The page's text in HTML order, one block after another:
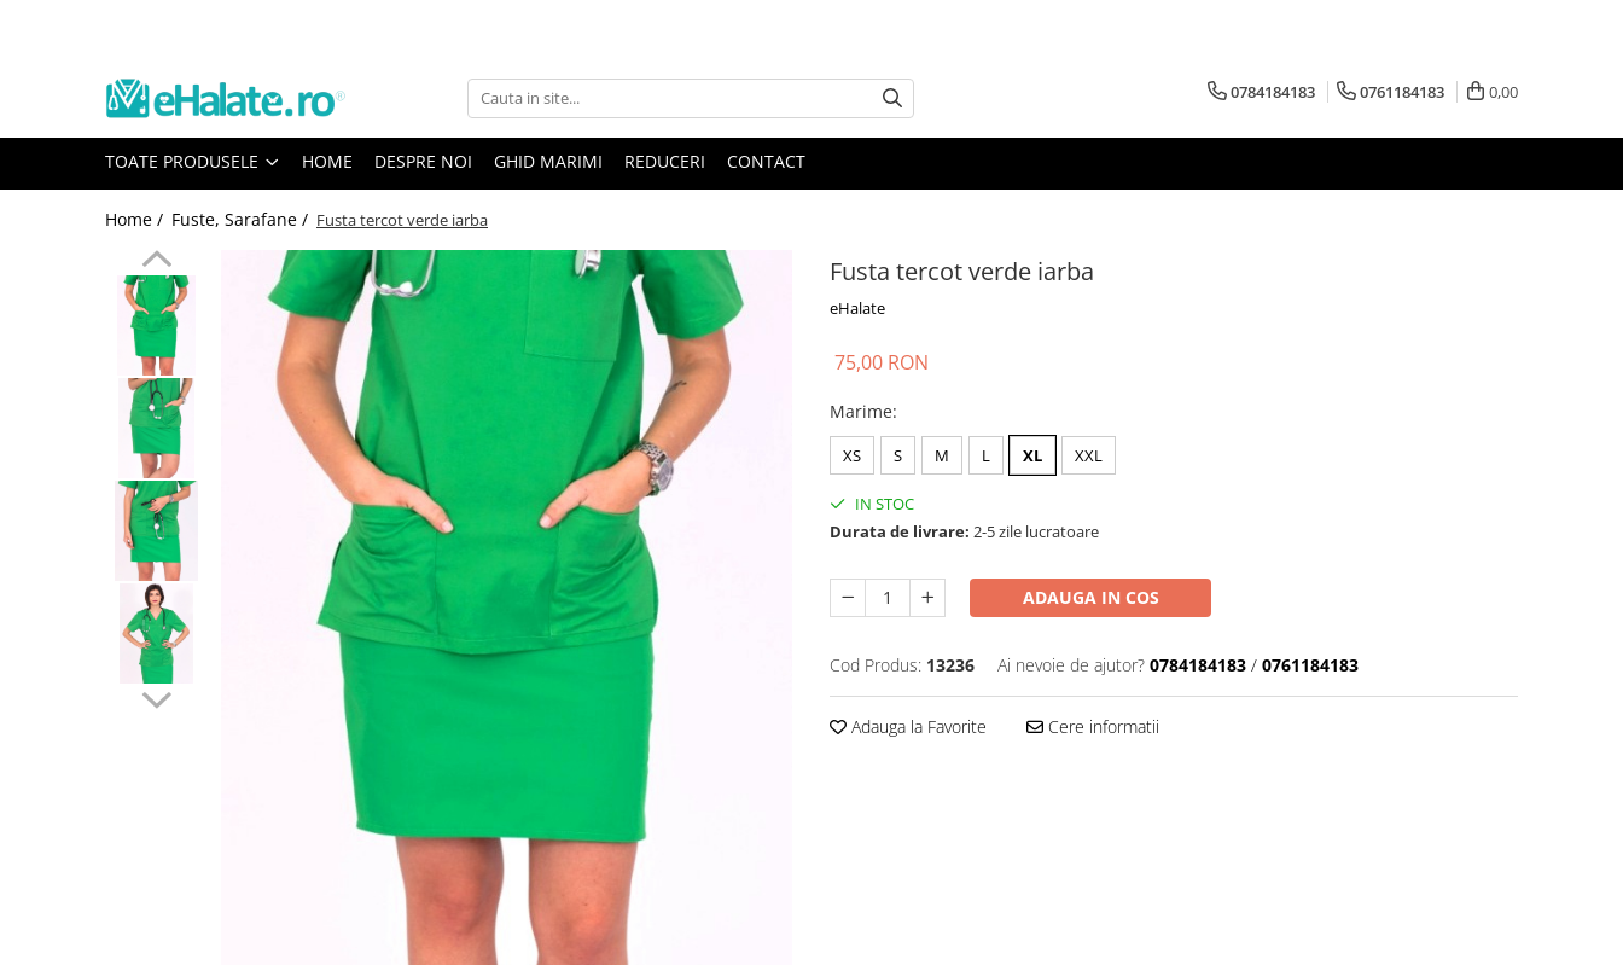
Toate Produsele
Bluze Unisex
Bluze Medicale
Bluze unisex cu imprimeuri
Bluze medicale uni
Halate medicale
Halate medicale femei
Halate medicale barbati
Halate medicale P2 cu fluturas
Halate medicale cu nasturi
Halate medicale cu fermoar
Halate medicale polar - unisex
0784184183 0761184183 0,00
TOATE PRODUSELE HOME DESPRE NOI GHID MARIMI REDUCERI CONTACT
Home / Fuste, Sarafane / Fusta tercot verde iarba
Fusta tercot verde iarba
eHalate
75,00 RON
Marime:
XS S M L XL XXL
IN STOC
Durata de livrare: 2-5 zile lucratoare
ADAUGA IN COS
Cod Produs: 13236 Ai nevoie de ajutor? 0784184183 / 0761184183
Adauga la Favorite Cere informatii